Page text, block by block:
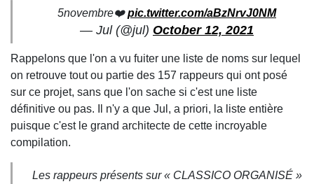
5novembre❤️pic.twitter.com/aBzNrvJ0NM
— Jul (@jul) October 12, 2021
Rappelons que l'on a vu fuiter une liste de noms sur lequel
on retrouve tout ou partie des 157 rappeurs qui ont posé
sur ce projet, sans que l'on sache si c'est une liste
définitive ou pas. Il n'y a que Jul, a priori, la liste entière
puisque c'est le grand architecte de cette incroyable
compilation.
Les rappeurs présents sur « CLASSICO ORGANISÉ »